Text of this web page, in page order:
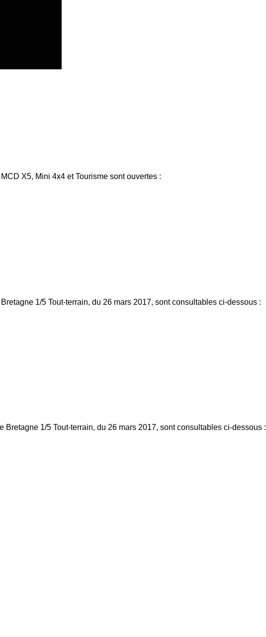
X5, Mini 4x4 et Tourisme sont ouvertes :
1/5 Tout-terrain, du 26 mars 2017, sont consultables ci-dessous :
1/5 Tout-terrain, du 26 mars 2017, sont consultables ci-dessous :